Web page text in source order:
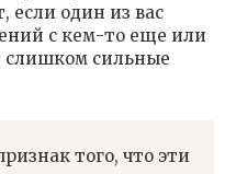
если один из вас
с кем-то еще или
слишком сильные
того, что эти